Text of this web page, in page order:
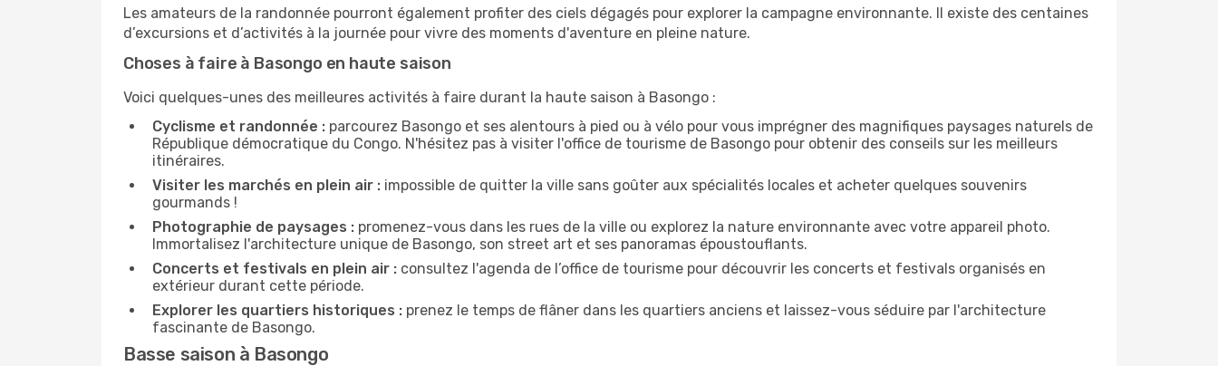
Les amateurs de la randonnée pourront également profiter des ciels dégagés pour explorer la campagne environnante. Il existe des centaines
d’excursions et d’activités à la journée pour vivre des moments d'aventure en pleine nature.
Choses à faire à Basongo en haute saison
Voici quelques-unes des meilleures activités à faire durant la haute saison à Basongo :
Cyclisme et randonnée : parcourez Basongo et ses alentours à pied ou à vélo pour vous imprégner des magnifiques paysages naturels de
République démocratique du Congo. N'hésitez pas à visiter l'office de tourisme de Basongo pour obtenir des conseils sur les meilleurs
itinéraires.
Visiter les marchés en plein air : impossible de quitter la ville sans goûter aux spécialités locales et acheter quelques souvenirs
gourmands !
Photographie de paysages : promenez-vous dans les rues de la ville ou explorez la nature environnante avec votre appareil photo.
Immortalisez l'architecture unique de Basongo, son street art et ses panoramas époustouflants.
Concerts et festivals en plein air : consultez l'agenda de l’office de tourisme pour découvrir les concerts et festivals organisés en
extérieur durant cette période.
Explorer les quartiers historiques : prenez le temps de flâner dans les quartiers anciens et laissez-vous séduire par l'architecture
fascinante de Basongo.
Basse saison à Basongo